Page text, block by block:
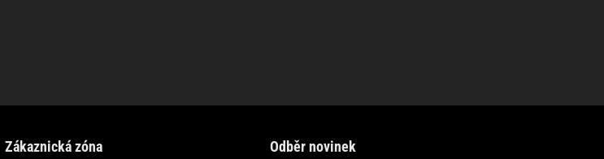
Zákaznická zóna Odběr novinek